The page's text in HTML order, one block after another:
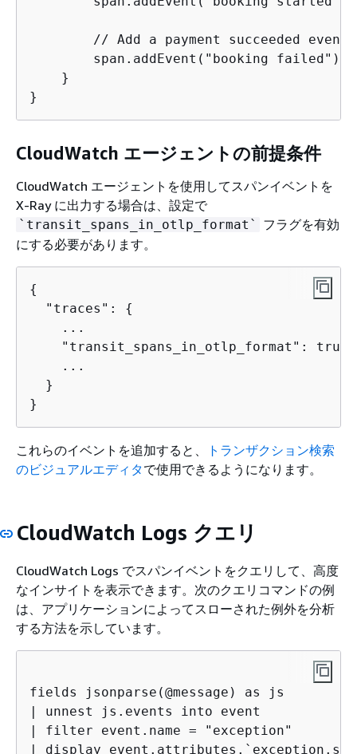
// Add a payment succeeded
        span.addEvent("booking failed");
    }
}
CloudWatch エージェントの前提条件
CloudWatch エージェントを使用してスパンイベントを
X-Ray に出力する場合は、設定で
`transit_spans_in_otlp_format`
フラグを有効
にする必要があります。
{
  "traces":
{
    ...
    "transit_spans_in_otlp_format": true
    ...
  }
}
これらのイベントを追加すると、
トランザクション検索
のビジュアルエディタで使用できるようになります。
CloudWatch Logs クエリ
CloudWatch Logs でスパンイベントをクエリして、高度
なインサイトを表示できます。次のクエリコマンドの例
は、アプリケーションによってスローされた例外を分析
する方法を示しています。
fields jsonparse(@message) as js
| unnest js.events into event
| filter event.name = "exception"
| display